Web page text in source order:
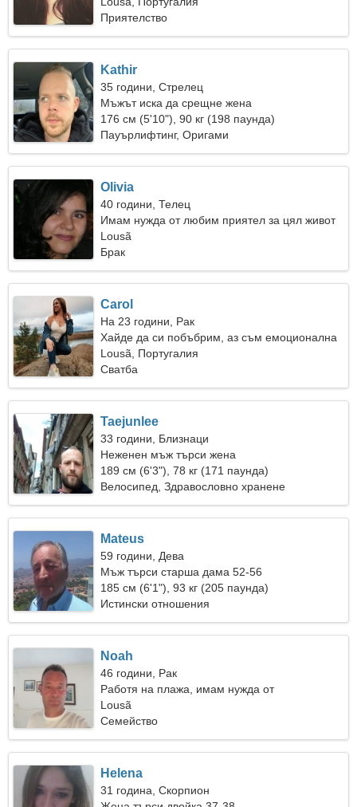
Приятелство
Kathir
35 години, Стрелец
Мъжът иска да срещне жена
176 см (5'10"), 90 кг (198 паунда)
Пауърлифтинг, Оригами
Olivia
40 години, Телец
Имам нужда от любим приятел за цял живот
Lousã
Брак
Carol
На 23 години, Рак
Хайде да си побъбрим, аз съм емоционална
жена
Lousã, Португалия
Сватба
Taejunlee
33 години, Близнаци
Неженен мъж търси жена
189 см (6'3"), 78 кг (171 паунда)
Велосипед, Здравословно хранене
Mateus
59 години, Дева
Мъж търси старша дама 52-56
185 см (6'1"), 93 кг (205 паунда)
Истински отношения
Noah
46 години, Рак
Работя на плажа, имам нужда от
очарователна жена
Lousã
Семейство
Helena
31 година, Скорпион